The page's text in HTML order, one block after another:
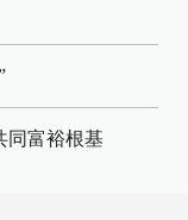
同富裕根基